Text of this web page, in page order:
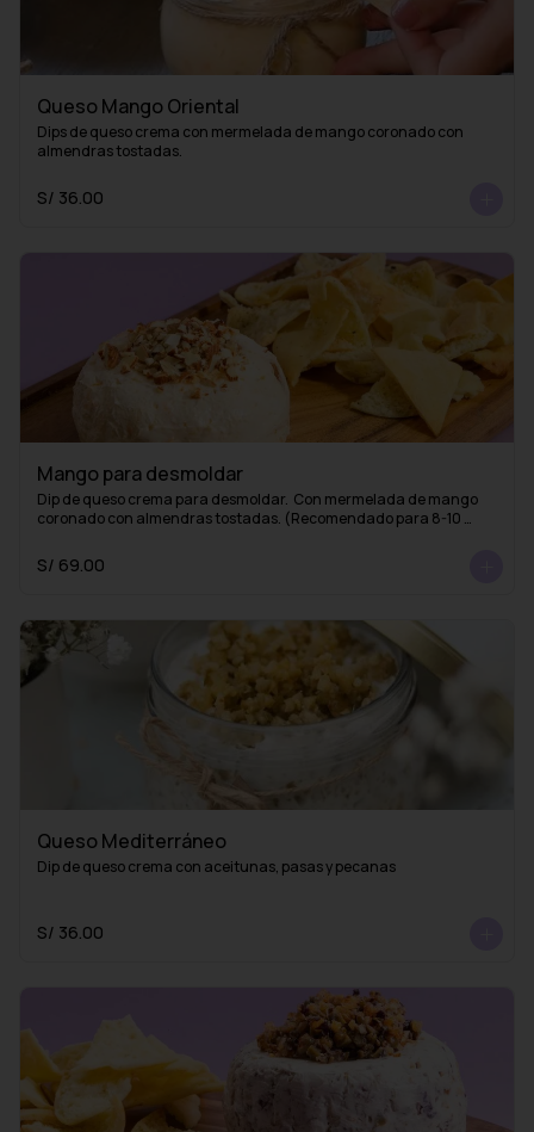
Queso Mango Oriental
Dips de queso crema con mermelada de mango coronado con
almendras tostadas.
S/ 36.00
Mango para desmoldar
Dip de queso crema para desmoldar.  Con mermelada de mango
coronado con almendras tostadas. (Recomendado para 8-10
S/ 69.00
Queso Mediterráneo
Dip de queso crema con aceitunas, pasas y pecanas
S/ 36.00